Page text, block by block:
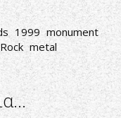
1999 monument
metal